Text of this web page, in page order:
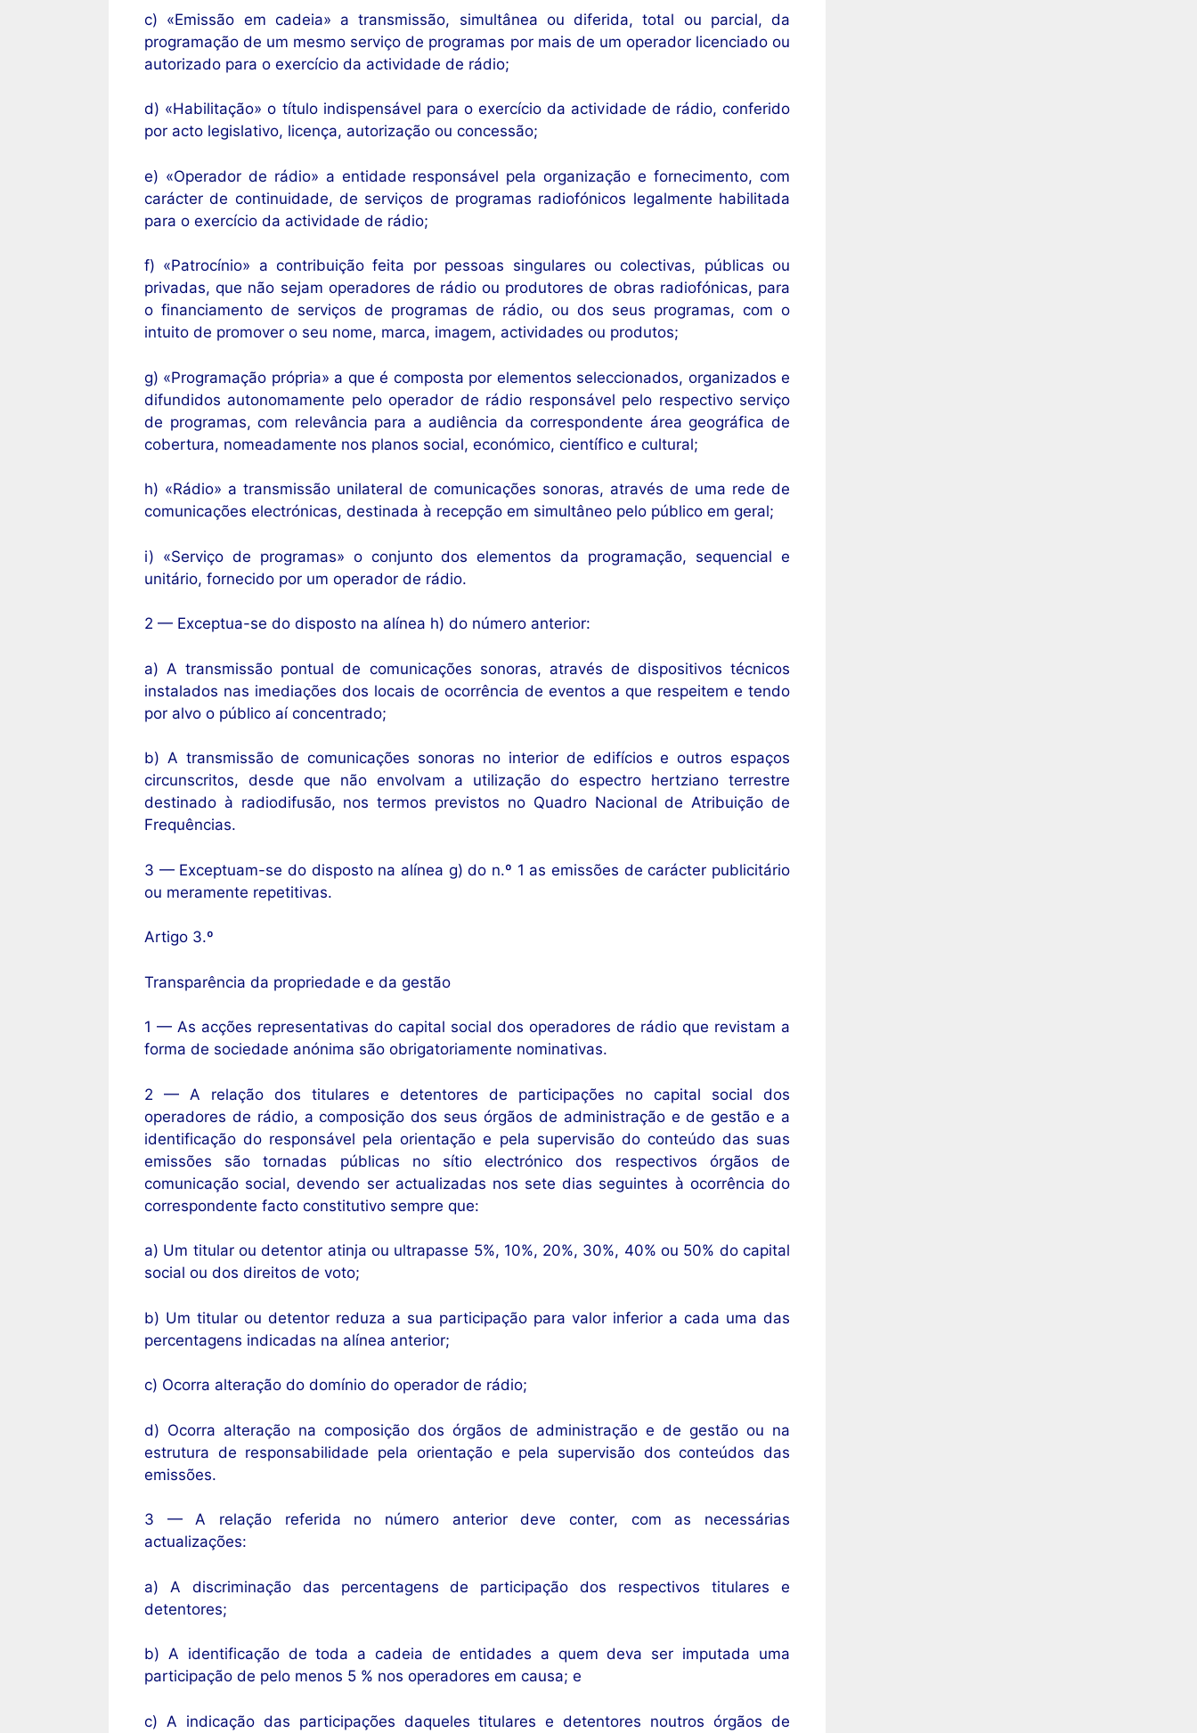
c) «Emissão em cadeia» a transmissão, simultânea ou diferida, total ou parcial, da
programação de um mesmo serviço de programas por mais de um operador licenciado ou
autorizado para o exercício da actividade de rádio;
d) «Habilitação» o título indispensável para o exercício da actividade de rádio, conferido
por acto legislativo, licença, autorização ou concessão;
e) «Operador de rádio» a entidade responsável pela organização e fornecimento, com
carácter de continuidade, de serviços de programas radiofónicos legalmente habilitada
para o exercício da actividade de rádio;
f) «Patrocínio» a contribuição feita por pessoas singulares ou colectivas, públicas ou
privadas, que não sejam operadores de rádio ou produtores de obras radiofónicas, para
o financiamento de serviços de programas de rádio, ou dos seus programas, com o
intuito de promover o seu nome, marca, imagem, actividades ou produtos;
g) «Programação própria» a que é composta por elementos seleccionados, organizados e
difundidos autonomamente pelo operador de rádio responsável pelo respectivo serviço
de programas, com relevância para a audiência da correspondente área geográfica de
cobertura, nomeadamente nos planos social, económico, científico e cultural;
h) «Rádio» a transmissão unilateral de comunicações sonoras, através de uma rede de
comunicações electrónicas, destinada à recepção em simultâneo pelo público em geral;
i) «Serviço de programas» o conjunto dos elementos da programação, sequencial e
unitário, fornecido por um operador de rádio.
2 — Exceptua-se do disposto na alínea h) do número anterior:
a) A transmissão pontual de comunicações sonoras, através de dispositivos técnicos
instalados nas imediações dos locais de ocorrência de eventos a que respeitem e tendo
por alvo o público aí concentrado;
b) A transmissão de comunicações sonoras no interior de edifícios e outros espaços
circunscritos, desde que não envolvam a utilização do espectro hertziano terrestre
destinado à radiodifusão, nos termos previstos no Quadro Nacional de Atribuição de
Frequências.
3 — Exceptuam-se do disposto na alínea g) do n.º 1 as emissões de carácter publicitário
ou meramente repetitivas.
Artigo 3.º
Transparência da propriedade e da gestão
1 — As acções representativas do capital social dos operadores de rádio que revistam a
forma de sociedade anónima são obrigatoriamente nominativas.
2 — A relação dos titulares e detentores de participações no capital social dos
operadores de rádio, a composição dos seus órgãos de administração e de gestão e a
identificação do responsável pela orientação e pela supervisão do conteúdo das suas
emissões são tornadas públicas no sítio electrónico dos respectivos órgãos de
comunicação social, devendo ser actualizadas nos sete dias seguintes à ocorrência do
correspondente facto constitutivo sempre que:
a) Um titular ou detentor atinja ou ultrapasse 5%, 10%, 20%, 30%, 40% ou 50% do capital
social ou dos direitos de voto;
b) Um titular ou detentor reduza a sua participação para valor inferior a cada uma das
percentagens indicadas na alínea anterior;
c) Ocorra alteração do domínio do operador de rádio;
d) Ocorra alteração na composição dos órgãos de administração e de gestão ou na
estrutura de responsabilidade pela orientação e pela supervisão dos conteúdos das
emissões.
3 — A relação referida no número anterior deve conter, com as necessárias
actualizações:
a) A discriminação das percentagens de participação dos respectivos titulares e
detentores;
b) A identificação de toda a cadeia de entidades a quem deva ser imputada uma
participação de pelo menos 5 % nos operadores em causa; e
c) A indicação das participações daqueles titulares e detentores noutros órgãos de